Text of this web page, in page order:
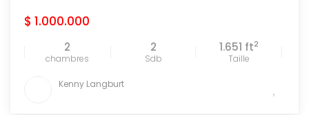
$ 1.000.000
2
chambres
2
Sdb
1.651 ft2
Taille
Kenny Langburt